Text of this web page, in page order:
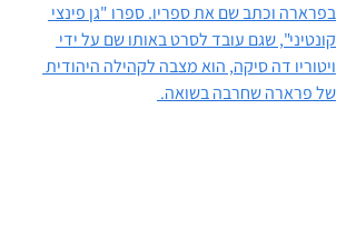
בפרארה וכתב שם את ספריו. ספרו "גן פינצי
קונטיני", שגם עובד לסרט באותו שם על ידי
ויטוריו דה סיקה, הוא מצבה לקהילה היהודית
של פרארה שחרבה בשואה.